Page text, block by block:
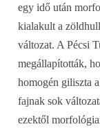
egy idő után
kialakult a
változat. A Pécsi
megállapították,
homogén giliszta a
fajnak sok
ezektől